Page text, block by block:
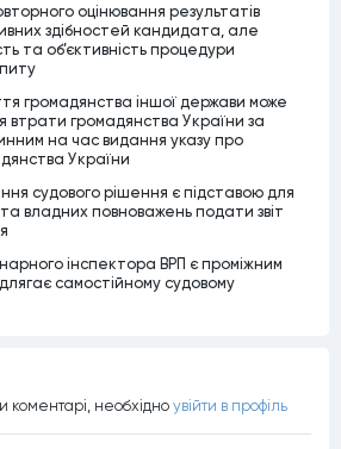
оцінювання результатів
здібностей кандидата, але
та об’єктивність процедури
громадянства іншої держави може
втрати громадянства України за
на час видання указу про
України
судового рішення є підставою для
владних повноважень подати звіт
інспектора ВРП є проміжним
самостійному судовому
коментарi, необхiдно увiйти в профiль